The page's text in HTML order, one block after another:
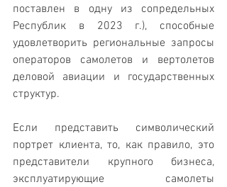
поставлен в одну из сопредельных
Республик в 2023 г.), способные
удовлетворить региональные запросы
операторов самолетов и вертолетов
деловой авиации и государственных
структур.
Если представить символический
портрет клиента, то, как правило, это
представители крупного бизнеса,
эксплуатирующие самолеты